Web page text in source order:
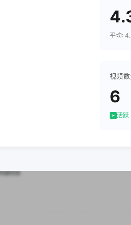
平均:
视频
6
活跃